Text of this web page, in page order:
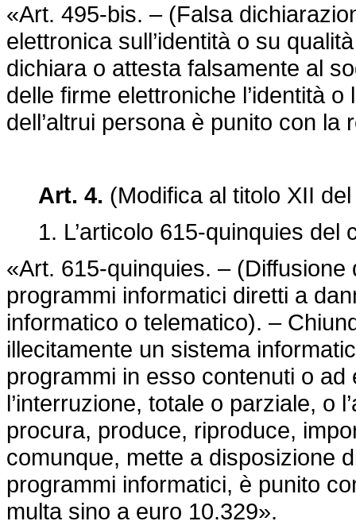
«Art. 495-bis. – (Falsa
elettronica sull’identità o su
dichiara o attesta falsamente al
delle firme elettroniche l’identità
dell’altrui persona è punito con
Art. 4. (Modifica al titolo XII
1. L’articolo 615-quinquies del
«Art. 615-quinquies. –
programmi informatici diretti a
informatico o telematico). –
illecitamente un sistema
programmi in esso contenuti o
l’interruzione, totale o parziale, o
procura, produce, riproduce,
comunque, mette a disposizione
programmi informatici, è punito
multa sino a euro 10.329».